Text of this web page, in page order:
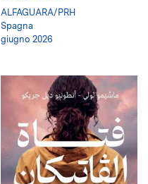
ALFAGUARA/PRH
Spagna
giugno 2026